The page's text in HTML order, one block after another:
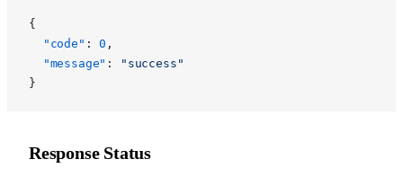
{
  "code"
: 0 ,
  "message"
:
"success"
}
Response Status